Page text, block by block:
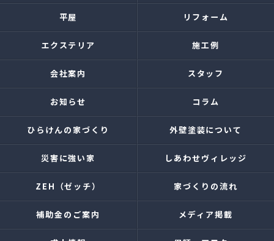
平屋 リフォーム
エクステリア 施工例
会社案内 スタッフ
お知らせ コラム
ひらけんの家づくり 外壁塗装について
災害に強い家 しあわせヴィレッジ
ZEH（ゼッチ） 家づくりの流れ
補助金のご案内 メディア掲載